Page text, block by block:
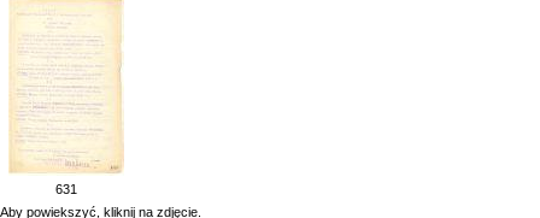
631
Aby powiekszyć, kliknij na zdjęcie.